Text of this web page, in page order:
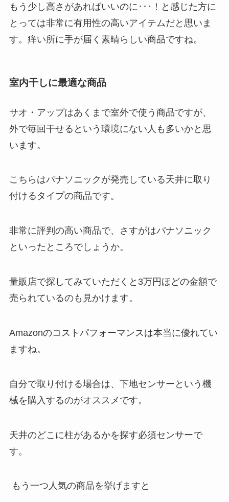
もう少し高さがあればいいのに･･･！と感じた方に
とっては非常に有用性の高いアイテムだと思いま
す。痒い所に手が届く素晴らしい商品ですね。
室内干しに最適な商品
サオ・アップはあくまで室外で使う商品ですが、
外で毎回干せるという環境にない人も多いかと思
います。
こちらはパナソニックが発売している天井に取り
付けるタイプの商品です。
非常に評判の高い商品で、さすがはパナソニック
といったところでしょうか。
量販店で探してみていただくと3万円ほどの金額で
売られているのも見かけます。
Amazonのコストパフォーマンスは本当に優れてい
ますね。
自分で取り付ける場合は、下地センサーという機
械を購入するのがオススメです。
天井のどこに柱があるかを探す必須センサーで
す。
もう一つ人気の商品を挙げますと